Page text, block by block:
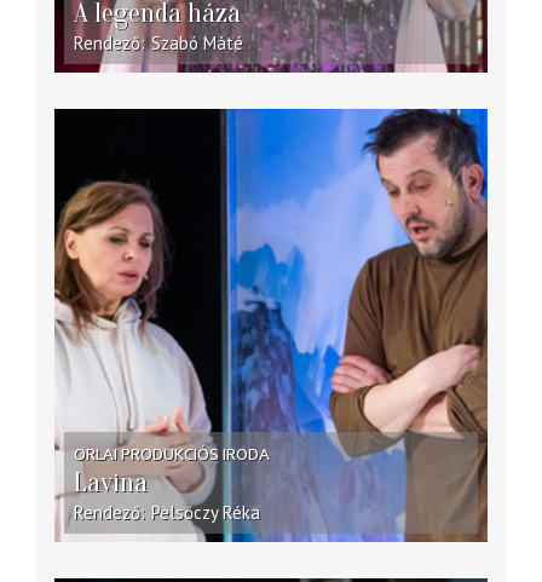
A legenda háza
Rendező Szabó Máté
ORLAI PRODUKCIÓS IRODA
Lavina
Rendező Pelsőczy Réka